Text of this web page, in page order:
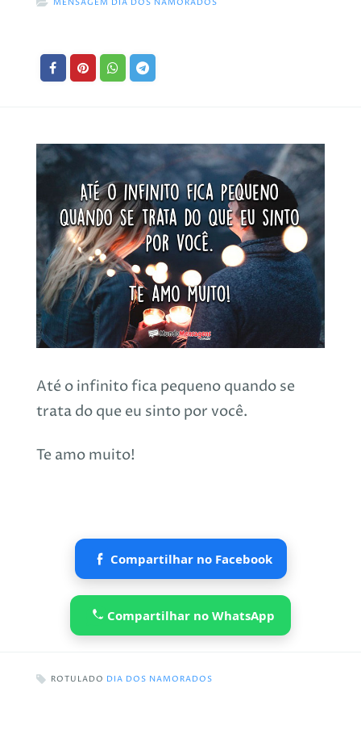
MENSAGEM DIA DOS NAMORADOS
Até o infinito fica pequeno quando se
trata do que eu sinto por você.
Te amo muito!
Compartilhar no Facebook
Compartilhar no WhatsApp
ROTULADO DIA DOS NAMORADOS